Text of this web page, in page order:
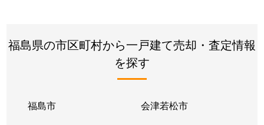
福島県の市区町村から一戸建て売却・査定情報
を探す
福島市 会津若松市